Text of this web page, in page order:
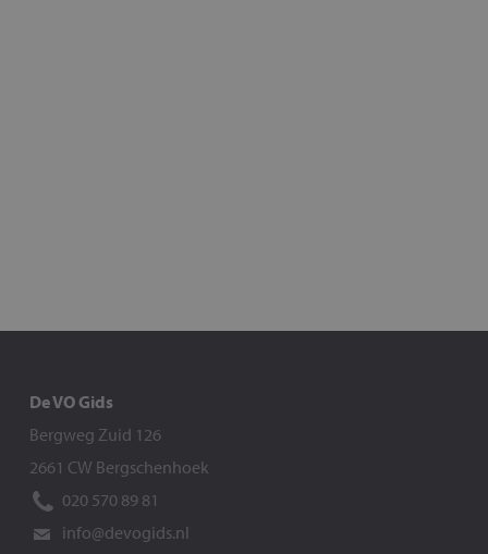
De VO Gids
Bergweg Zuid 126
2661 CW Bergschenhoek
020 570 89 81
info@devogids.nl